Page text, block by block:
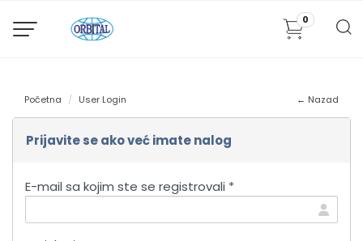
0
Početna User Login ← Nazad
Prijavite se ako već imate nalog
E-mail sa kojim ste se registrovali *